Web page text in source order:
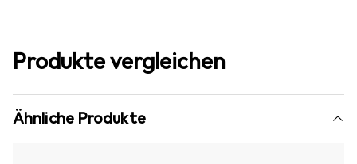
Produkte vergleichen
Ähnliche Produkte